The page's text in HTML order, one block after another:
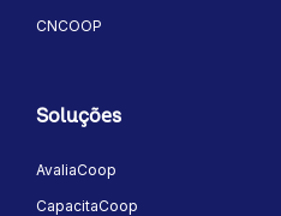
CNCOOP
Soluções
AvaliaCoop
CapacitaCoop